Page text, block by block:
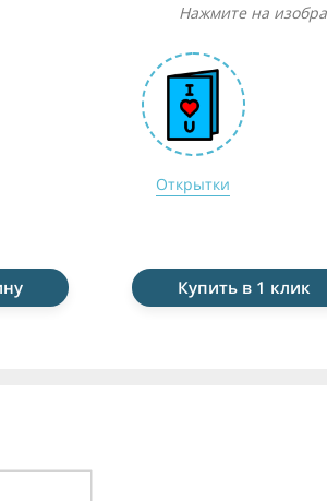
Нажмите на
Открытки
Купить в 1 клик